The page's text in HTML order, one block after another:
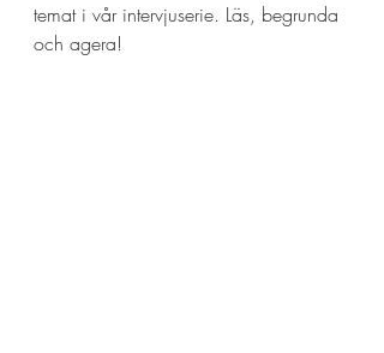
temat i vår intervjuserie. Läs, begrunda
och agera!